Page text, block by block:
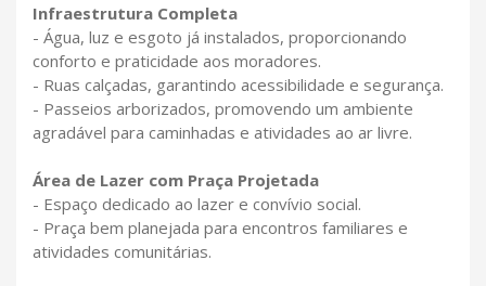
Infraestrutura Completa
- Água, luz e esgoto já instalados, proporcionando
conforto e praticidade aos moradores.
- Ruas calçadas, garantindo acessibilidade e segurança.
- Passeios arborizados, promovendo um ambiente
agradável para caminhadas e atividades ao ar livre.
Área de Lazer com Praça Projetada
- Espaço dedicado ao lazer e convívio social.
- Praça bem planejada para encontros familiares e
atividades comunitárias.